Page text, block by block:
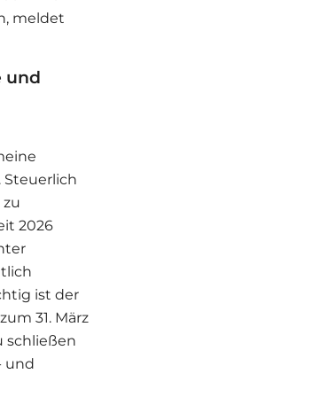
meldet
und
Steuerlich
2026
ist der
31. März
schließen
und